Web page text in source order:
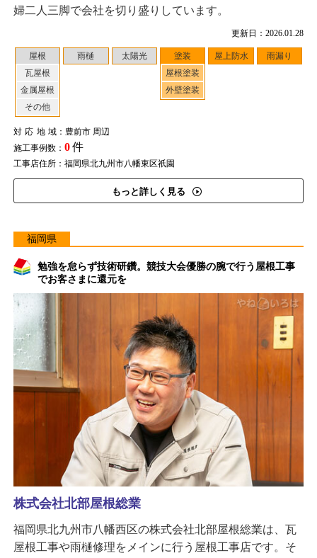
更新日：2026.01.28
屋根
瓦屋根
金属屋根
その他
雨樋 太陽光
塗装
屋根塗装
外壁塗装
屋上防水 雨漏り
対応地域：豊前市 周辺
施工事例数： 0件
工事店住所：福岡県北九州市八幡東区祇園
もっと詳しく見る
婦二人三脚で会社を切り盛りしています。
福岡県
勉強を怠らず技術研鑽。競技大会優勝の腕で行う屋根工事
でお客さまに還元を
株式会社北部屋根総業
福岡県北九州市八幡西区の株式会社北部屋根総業は、瓦
屋根工事や雨樋修理をメインに行う屋根工事店です。そ